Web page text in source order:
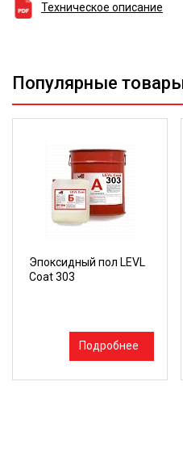
Техническое описание
Популярные
Эпоксидный пол LEVL
Coat 303
Подробнее